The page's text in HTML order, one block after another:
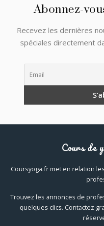
Abonnez-
Recevez les dernières
spéciales directement
Cours de
Coursyoga.fr met en relation
Trouvez les annonces de
quelques clics. Contactez